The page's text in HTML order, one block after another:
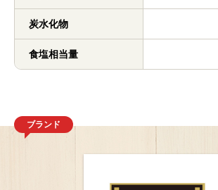
炭水化物
食塩相当量
ブランド